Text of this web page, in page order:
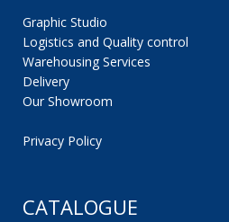
Graphic Studio
Logistics and Quality control
Warehousing Services
Delivery
Our Showroom
Privacy Policy
CATALOGUE